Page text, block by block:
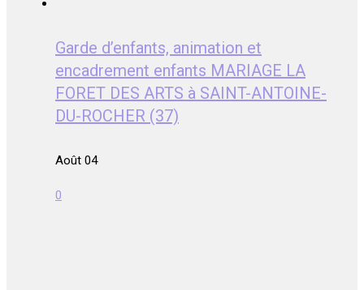
Garde d’enfants, animation et
encadrement enfants MARIAGE LA
FORET DES ARTS à SAINT-ANTOINE-
DU-ROCHER (37)
Août 04
0